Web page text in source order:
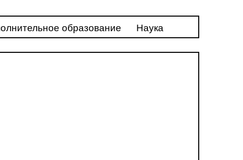
образование Наука